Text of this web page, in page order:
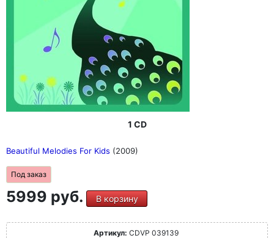
1 CD
Beautiful Melodies For Kids (2009)
Под заказ
5999 руб. В корзину
Артикул: CDVP 039139